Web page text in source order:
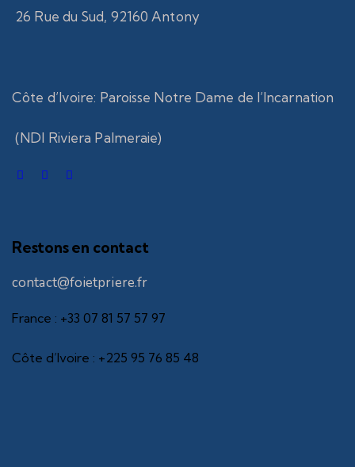
26 Rue du Sud, 92160 Antony
Côte d’Ivoire: Paroisse Notre Dame de l’Incarnation
(NDI Riviera Palmeraie)
Restons en contact
contact@foietpriere.fr
France : +33 07 81 57 57 97
Côte d’Ivoire : +225 95 76 85 48